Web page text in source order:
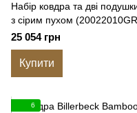
Набір ковдра та дві
з сірим пухом
25 054 грн
Купити
6